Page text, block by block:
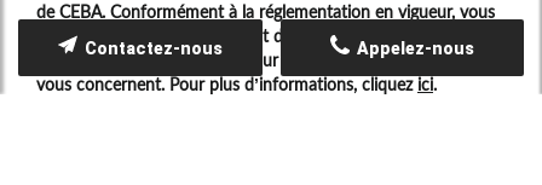
de CEBA. Conformément à la réglementation en vigueur, vous
disposez notamment d'un droit d'accès, de rectification,
d'opposition et d'effacement sur les données personnelles qui
vous concernent. Pour plus d’informations, cliquezici.
Appelez-nous
Contactez-nous